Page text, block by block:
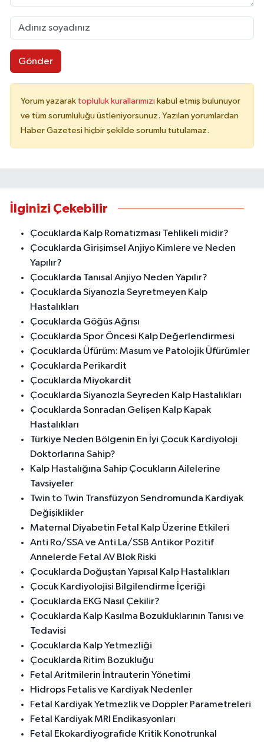
Gönder
Yorum yazarak topluluk kurallarımızı kabul etmiş bulunuyor
ve tüm sorumluluğu üstleniyorsunuz. Yazılan yorumlardan
Haber Gazetesi hiçbir şekilde sorumlu tutulamaz.
İlginizi Çekebilir
Çocuklarda Kalp Romatizması Tehlikeli midir?
Çocuklarda Girişimsel Anjiyo Kimlere ve Neden
Yapılır?
Çocuklarda Tanısal Anjiyo Neden Yapılır?
Çocuklarda Siyanozla Seyretmeyen Kalp
Hastalıkları
Çocuklarda Göğüs Ağrısı
Çocuklarda Spor Öncesi Kalp Değerlendirmesi
Çocuklarda Üfürüm: Masum ve Patolojik Üfürümler
Çocuklarda Perikardit
Çocuklarda Miyokardit
Çocuklarda Siyanozla Seyreden Kalp Hastalıkları
Çocuklarda Sonradan Gelişen Kalp Kapak
Hastalıkları
Türkiye Neden Bölgenin En İyi Çocuk Kardiyoloji
Doktorlarına Sahip?
Kalp Hastalığına Sahip Çocukların Ailelerine
Tavsiyeler
Twin to Twin Transfüzyon Sendromunda Kardiyak
Değişiklikler
Maternal Diyabetin Fetal Kalp Üzerine Etkileri
Anti Ro/SSA ve Anti La/SSB Antikor Pozitif
Annelerde Fetal AV Blok Riski
Çocuklarda Doğuştan Yapısal Kalp Hastalıkları
Çocuk Kardiyolojisi Bilgilendirme İçeriği
Çocuklarda EKG Nasıl Çekilir?
Çocuklarda Kalp Kasılma Bozukluklarının Tanısı ve
Tedavisi
Çocuklarda Kalp Yetmezliği
Çocuklarda Ritim Bozukluğu
Fetal Aritmilerin İntrauterin Yönetimi
Hidrops Fetalis ve Kardiyak Nedenler
Fetal Kardiyak Yetmezlik ve Doppler Parametreleri
Fetal Kardiyak MRI Endikasyonları
Fetal Ekokardiyografide Kritik Konotrunkal